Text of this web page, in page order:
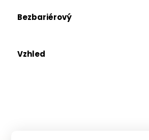
Bezbariérový
Vzhled